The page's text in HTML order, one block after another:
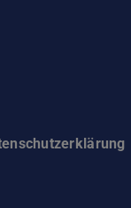
Darmstadt
der TU
Kanal